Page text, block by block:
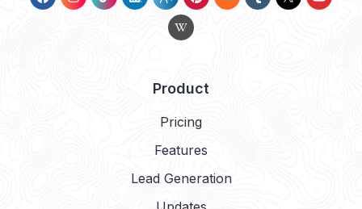
Product
Pricing
Features
Lead Generation